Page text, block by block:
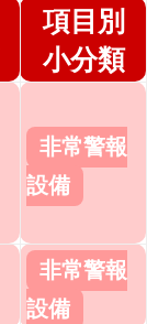
項目別
小分類
非常警報
設備
非常警報
設備